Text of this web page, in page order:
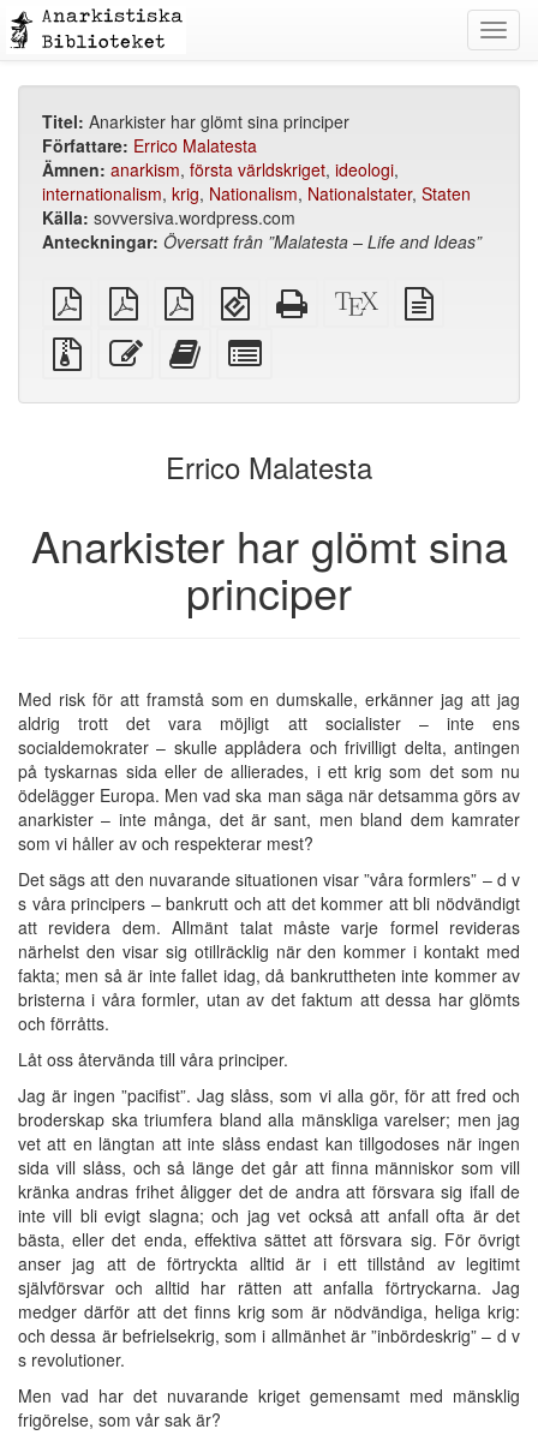
Titel: Anarkister har glömt sina principer
Författare: Errico Malatesta
Ämnen: anarkism, första världskriget, ideologi,
internationalism, krig, Nationalism, Nationalstater, Staten
Källa: sovversiva.wordpress.com
Anteckningar: Översatt från ”Malatesta – Life and Ideas”
plain
PDF
A4
imposed
PDF
Letter
imposed
PDF
EPUB
(för
mobila
enheter)
Fristående
HTML
XeLaTeX
källa
Källfiler
med
Redigera
denna
Lägg
text
bokskaparen
for
bookbuilder
Errico Malatesta
Anarkister har glömt sina
principer
Med risk för att framstå som en dumskalle, erkänner jag att jag
aldrig trott det vara möjligt att socialister – inte ens
socialdemokrater – skulle applådera och frivilligt delta, antingen
på tyskarnas sida eller de allierades, i ett krig som det som nu
ödelägger Europa. Men vad ska man säga när detsamma görs av
anarkister – inte många, det är sant, men bland dem kamrater
som vi håller av och respekterar mest?
Det sägs att den nuvarande situationen visar ”våra formlers” – d v
s våra principers – bankrutt och att det kommer att bli nödvändigt
att revidera dem. Allmänt talat måste varje formel revideras
närhelst den visar sig otillräcklig när den kommer i kontakt med
fakta; men så är inte fallet idag, då bankruttheten inte kommer av
bristerna i våra formler, utan av det faktum att dessa har glömts
och förråtts.
Låt oss återvända till våra principer.
Jag är ingen ”pacifist”. Jag slåss, som vi alla gör, för att fred och
broderskap ska triumfera bland alla mänskliga varelser; men jag
vet att en längtan att inte slåss endast kan tillgodoses när ingen
sida vill slåss, och så länge det går att finna människor som vill
kränka andras frihet åligger det de andra att försvara sig ifall de
inte vill bli evigt slagna; och jag vet också att anfall ofta är det
bästa, eller det enda, effektiva sättet att försvara sig. För övrigt
anser jag att de förtryckta alltid är i ett tillstånd av legitimt
självförsvar och alltid har rätten att anfalla förtryckarna. Jag
medger därför att det finns krig som är nödvändiga, heliga krig:
och dessa är befrielsekrig, som i allmänhet är ”inbördeskrig” – d v
s revolutioner.
Men vad har det nuvarande kriget gemensamt med mänsklig
frigörelse, som vår sak är?